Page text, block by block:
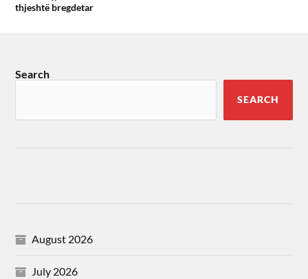
thjeshtë bregdetar
Search
SEARCH
August 2026
July 2026